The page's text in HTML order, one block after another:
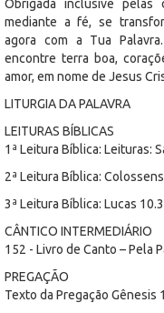
Obrigada inclusive
mediante a fé, se
agora com a Tua
encontre terra boa,
amor, em nome de Jesus
LITURGIA DA PALAVRA
LEITURAS BÍBLICAS
1ª Leitura Bíblica: Leituras:
2ª Leitura Bíblica:
3ª Leitura Bíblica: Lucas
CÂNTICO INTERMEDIÁRIO
152 - Livro de Canto – Pela
PREGAÇÃO
Texto da Pregação Gênesis